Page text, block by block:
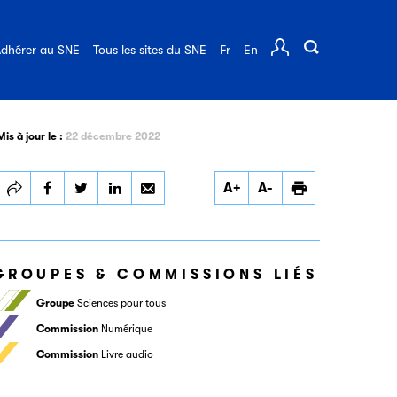
au SNE Tous les sites du SNE Fr En
FAQ de l'édition
à jour le : 22 décembre 2022
Partager
SCITEP SAS
Partager
SCITEP SAS
Partager
SCITEP SAS
A+ A-
& COMMISSIONS LIÉS
Groupe Sciences pour tous
Commission Numérique
Commission Livre audio